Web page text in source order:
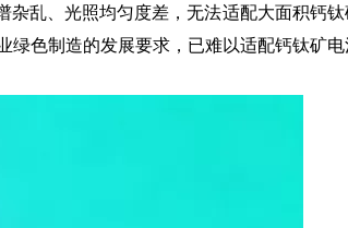
乱、光照均匀度差，无法适配大面积钙
色制造的发展要求，已难以适配钙钛矿电